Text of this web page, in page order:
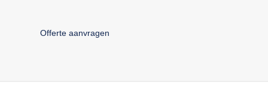
Offerte aanvragen